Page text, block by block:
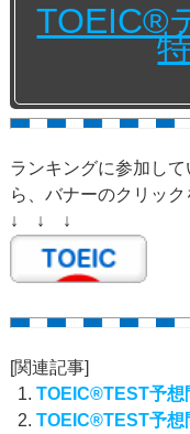
TOEIC®
ランキングに参加し
ら、バナーのクリック
↓ ↓ ↓
[関連記事]
TOEIC®TEST予想
TOEIC®TEST予想